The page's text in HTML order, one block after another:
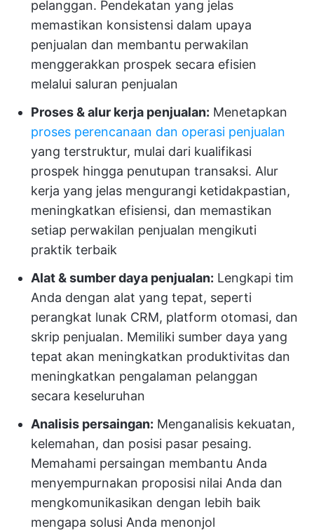
pelanggan. Pendekatan yang jelas
memastikan konsistensi dalam upaya
penjualan dan membantu perwakilan
menggerakkan prospek secara efisien
melalui saluran penjualan
Proses & alur kerja penjualan: Menetapkan
proses perencanaan dan operasi penjualan
yang terstruktur, mulai dari kualifikasi
prospek hingga penutupan transaksi. Alur
kerja yang jelas mengurangi ketidakpastian,
meningkatkan efisiensi, dan memastikan
setiap perwakilan penjualan mengikuti
praktik terbaik
Alat & sumber daya penjualan: Lengkapi tim
Anda dengan alat yang tepat, seperti
perangkat lunak CRM, platform otomasi, dan
skrip penjualan. Memiliki sumber daya yang
tepat akan meningkatkan produktivitas dan
meningkatkan pengalaman pelanggan
secara keseluruhan
Analisis persaingan: Menganalisis kekuatan,
kelemahan, dan posisi pasar pesaing.
Memahami persaingan membantu Anda
menyempurnakan proposisi nilai Anda dan
mengkomunikasikan dengan lebih baik
mengapa solusi Anda menonjol